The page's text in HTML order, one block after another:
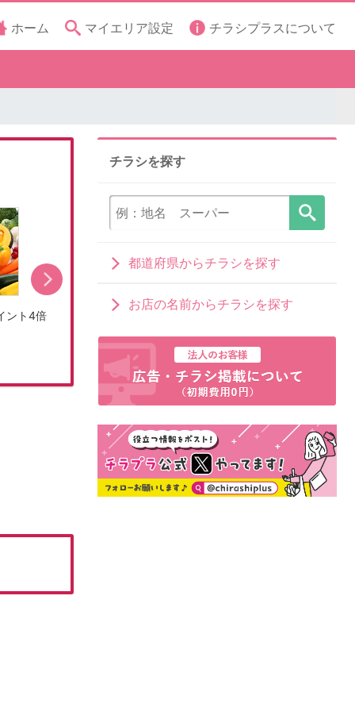
ホーム マイエリア設定 チラシプラスについて
ント4倍
【店舗限定開催】8月6日(木)・7日(金)・8日(土)
チラシを探す
都道府県からチラシを探す
お店の名前からチラシを探す